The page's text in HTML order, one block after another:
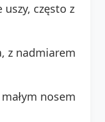
uszy, często z
z nadmiarem
nosem